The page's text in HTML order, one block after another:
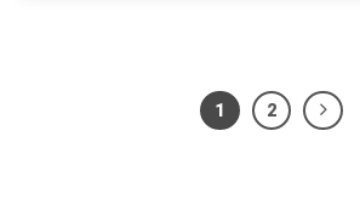
1 2